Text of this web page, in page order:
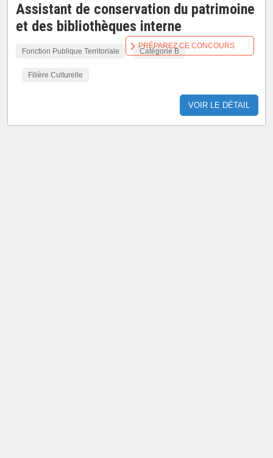
Assistant de conservation du patrimoine
et des bibliothèques interne
Fonction Publique Territoriale Catégorie B
Filière Culturelle
VOIR LE DÉTAIL
PRÉPAREZ CE CONCOURS